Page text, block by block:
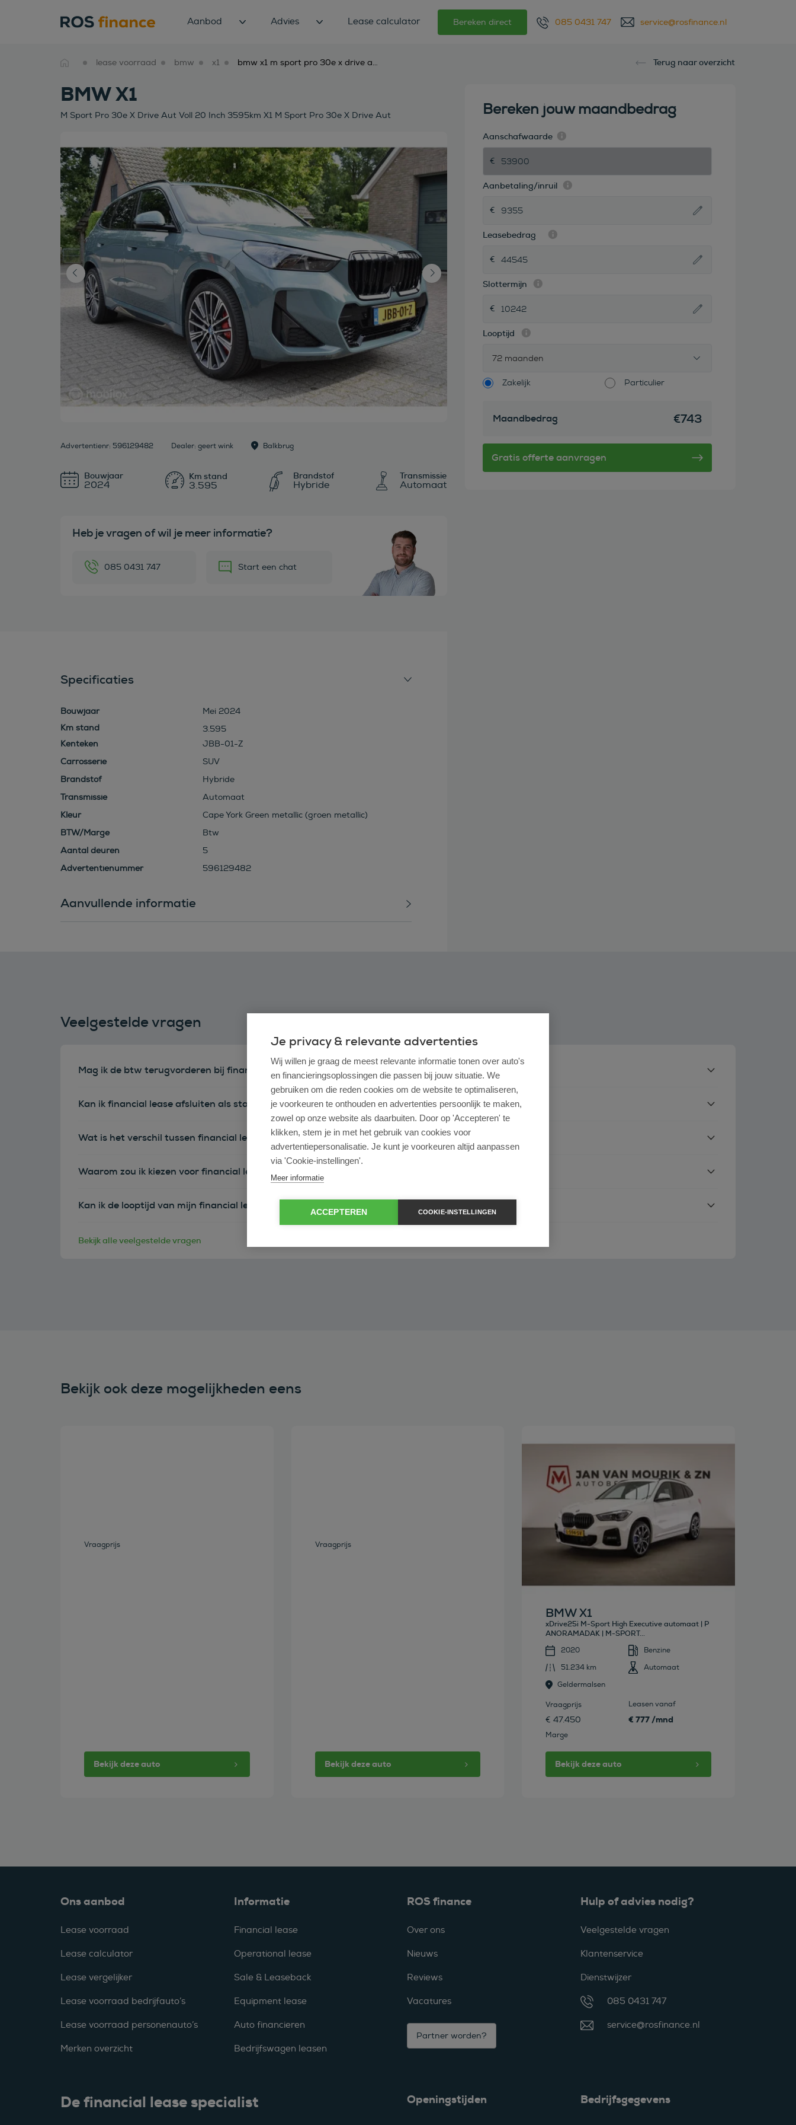
Aanbod Advies Lease calculator Bereken direct 085 0431 747 service@rosfinance.nl
lease voorraad bmw x1 bmw x1 m sport pro 30e x drive aut voll 20 inch 3595km x1 m sport pro 30e x drive aut Terug naar overzicht
BMW X1
M Sport Pro 30e X Drive Aut Voll 20 Inch 3595km X1 M Sport Pro 30e X Drive Aut
Advertentienr: 596129482 Dealer: geert wink Balkbrug
Bouwjaar
2024 3.595
Brandstof
Hybride
Transmissie
Automaat
Heb je vragen of wil je meer informatie?
085 0431 747 Start een chat
Specificaties
Bouwjaar
Mei 2024
3.595
Kenteken
JBB-01-Z
Carrosserie
SUV
Brandstof
Hybride
Transmissie
Automaat
Kleur
Cape York Green metallic (groen metallic)
BTW/Marge
Btw
Aantal deuren
5
Advertentienummer
596129482
Aanvullende informatie
Bereken jouw maandbedrag
Aanschafwaarde
Aanbetaling/inruil
Leasebedrag
Slottermijn
Looptijd
72 maanden
Zakelijk Particulier
Maandbedrag €743
Veelgestelde vragen
Mag ik de btw terugvorderen bij financial lease?
Kan ik financial lease afsluiten als startende ondernemer?
Wat is het verschil tussen financial lease en operational lease?
Waarom zou ik kiezen voor financial lease bij ROS Finance?
Kan ik de looptijd van mijn financial leasecontract zelf bepalen?
Bekijk alle veelgestelde vragen
Bekijk ook deze mogelijkheden eens
Vraagprijs
Bekijk deze auto
Vraagprijs
Bekijk deze auto
Bekijk deze auto
BMW X1
xDrive25i M-Sport High Executive automaat | P
ANORAMADAK | M-SPORT...
2020
Benzine
51.234 km
Automaat
Geldermalsen
Vraagprijs
€ 47.450
Marge
Leasen vanaf
€ 777 /mnd
Bekijk deze auto
Ons aanbod
Lease voorraad
Lease calculator
Lease vergelijker
Lease voorraad bedrijfauto’s
Lease voorraad personenauto’s
Merken overzicht
Informatie
Financial lease
Operational lease
Sale & Leaseback
Equipment lease
Auto financieren
Bedrijfswagen leasen
ROS finance
Over ons
Nieuws
Reviews
Vacatures
Partner worden?
Hulp of advies nodig?
Veelgestelde vragen
Klantenservice
Dienstwijzer
085 0431 747
service@rosfinance.nl
De financial lease specialist Openingstijden Bedrijfsgegevens
Je privacy & relevante advertenties
Wij willen je graag de meest relevante informatie tonen over auto's
en financieringsoplossingen die passen bij jouw situatie. We
gebruiken om die reden cookies om de website te optimaliseren,
je voorkeuren te onthouden en advertenties persoonlijk te maken,
zowel op onze website als daarbuiten. Door op 'Accepteren' te
klikken, stem je in met het gebruik van cookies voor
advertentiepersonalisatie. Je kunt je voorkeuren altijd aanpassen
via 'Cookie-instellingen'.
Meer informatie
ACCEPTEREN COOKIE-INSTELLINGEN